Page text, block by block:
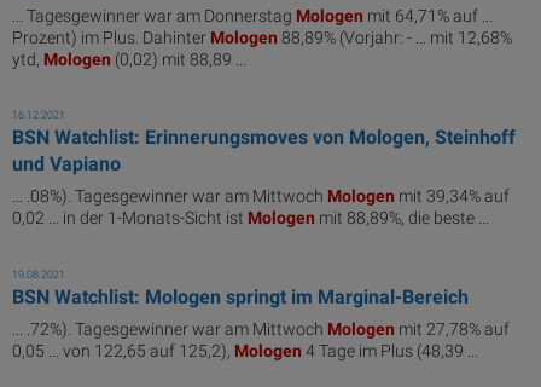
... Tagesgewinner war am Donnerstag Mologen mit 64,71% auf ...
Prozent) im Plus. Dahinter Mologen 88,89% (Vorjahr: - ... mit 12,68%
ytd, Mologen (0,02) mit 88,89 ...
16.12.2021
BSN Watchlist: Erinnerungsmoves von Mologen, Steinhoff
und Vapiano
... .08%). Tagesgewinner war am Mittwoch Mologen mit 39,34% auf
0,02 ... in der 1-Monats-Sicht ist Mologen mit 88,89%, die beste ...
19.08.2021
BSN Watchlist: Mologen springt im Marginal-Bereich
... .72%). Tagesgewinner war am Mittwoch Mologen mit 27,78% auf
0,05 ... von 122,65 auf 125,2), Mologen 4 Tage im Plus (48,39 ...